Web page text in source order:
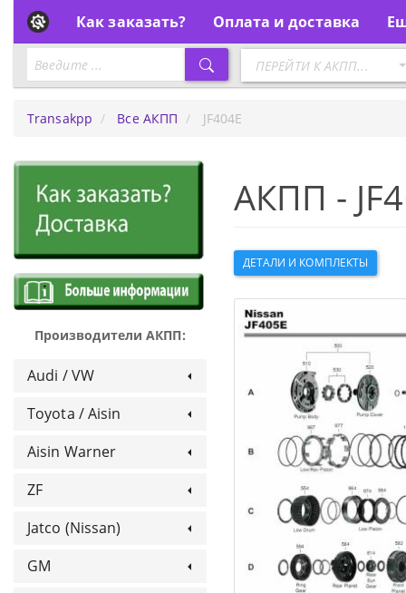
Как заказать? Оплата и доставка
Перейти
к
ПЕРЕЙТИ К АКПП...
Transakpp Все АКПП JF404E
Производители АКПП:
Audi / VW
Toyota / Aisin
Aisin Warner
ZF
Jatco (Nissan)
GM
АКПП -
ДЕТАЛИ И КОМПЛЕКТЫ